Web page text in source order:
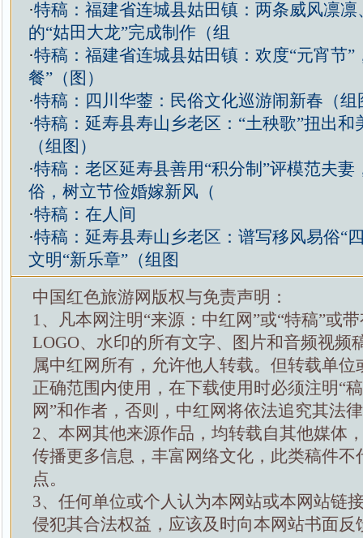
·特稿：福建省连城县姑田镇：两条威风凛凛
的“姑田大龙”完成制作（组
·特稿：福建省连城县姑田镇：欢度“元宵节”
餐”（图）
·特稿：四川华蓥：民俗文化巡游闹新春（组
·特稿：延寿县寿山乡老区：“土秧歌”扭出和
（组图）
·特稿：老区延寿县善用“积分制”评模范夫妻
俗，树立节俭婚嫁新风（
·特稿：在人间
·特稿：延寿县寿山乡老区：谱写移风易俗“
文明“新乐章”（组图
中国红色旅游网版权与免责声明：
1、凡本网注明“来源：中红网”或“特稿”或
LOGO、水印的所有文字、图片和音频视频
属中红网所有，允许他人转载。但转载单位
正确范围内使用，在下载使用时必须注明“
网”和作者，否则，中红网将依法追究其法
2、本网其他来源作品，均转载自其他媒体
传播更多信息，丰富网络文化，此类稿件不
点。
3、任何单位或个人认为本网站或本网站链
侵犯其合法权益，应该及时向本网站书面反